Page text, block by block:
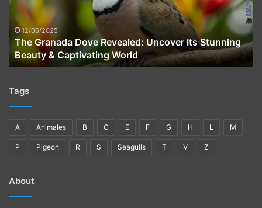
Its
Stunning
Beauty
Captivating
World
12/06/2025
The Granada Dove Revealed: Uncover Its Stunning
Beauty & Captivating World
Tags
A Animales B C E F G H L M
P Pigeon R S Seagulls T V Z
About